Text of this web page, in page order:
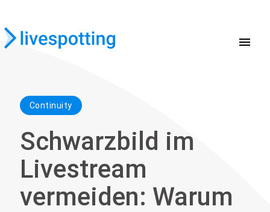
menu
Continuity
Schwarzbild im
Livestream
vermeiden: Warum